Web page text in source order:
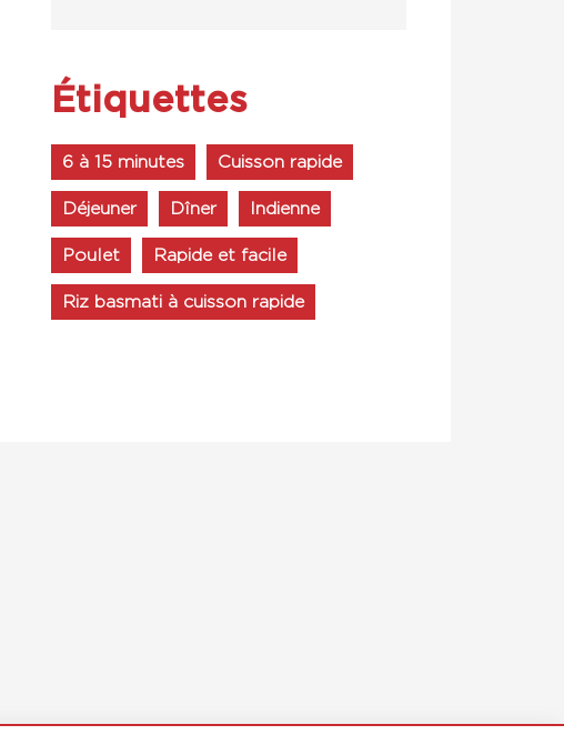
Étiquettes
6 à 15 minutes Cuisson rapide
Déjeuner Dîner Indienne
Poulet Rapide et facile
Riz basmati à cuisson rapide